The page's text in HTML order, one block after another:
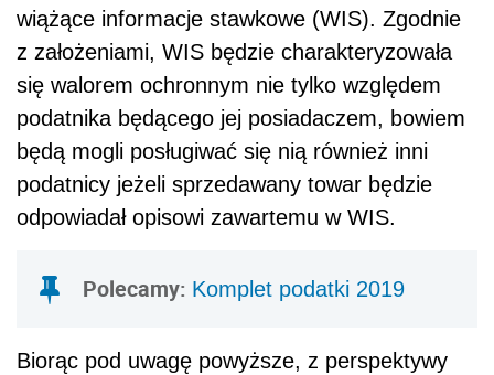
wiążące informacje stawkowe (WIS). Zgodnie
z założeniami, WIS będzie charakteryzowała
się walorem ochronnym nie tylko względem
podatnika będącego jej posiadaczem, bowiem
będą mogli posługiwać się nią również inni
podatnicy jeżeli sprzedawany towar będzie
odpowiadał opisowi zawartemu w WIS.
Polecamy: Komplet podatki 2019
Biorąc pod uwagę powyższe, z perspektywy